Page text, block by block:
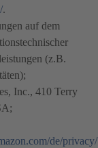
.
auf dem
(z.B.
Inc., 410 Terry
de/